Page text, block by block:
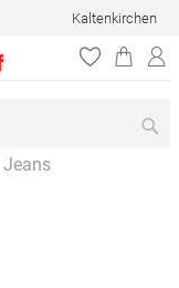
Kaltenkirchen
Jeans